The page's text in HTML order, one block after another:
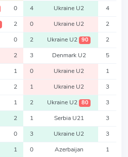
0 4 Ukraine U2 4
2 0 Ukraine U2 2
0 2 Ukraine U2 90 2
2 3 Denmark U2 5
1 0 Ukraine U2 1
2 1 Ukraine U2 3
1 2 Ukraine U2 80 3
2 1 Serbia U21 3
0 3 Ukraine U2 3
1 0 Azerbaijan 1